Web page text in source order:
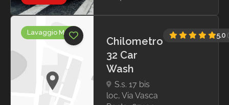
Lavaggio Moto
Chilometro
32 Car
Wash
S.s. 17 bis
loc, Via Vasca
5.0